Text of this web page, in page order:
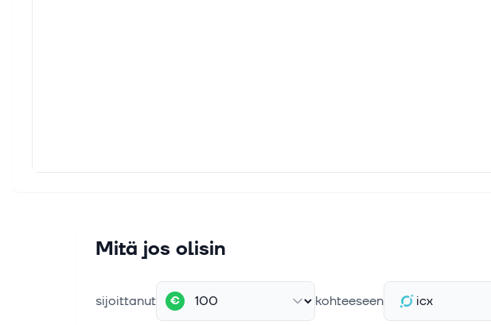
Mitä jos olisin
sijoittanut € kohteeseen icx